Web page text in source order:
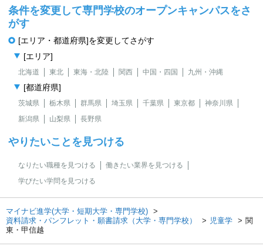
条件を変更して専門学校のオープンキャンパスをさ
がす
[エリア・都道府県]を変更してさがす
[エリア]
北海道 東北 東海・北陸 関西 中国・四国 九州・沖縄
[都道府県]
茨城県 栃木県 群馬県 埼玉県 千葉県 東京都
神奈川県
新潟県
山梨県 長野県
やりたいことを見つける
なりたい職種を見つける
働きたい業界を見つける
学びたい学問を見つける
マイナビ進学(大学・短期大学・専門学校)
資料請求・パンフレット・願書請求（大学・専門学校）
児童学
関
東・甲信越